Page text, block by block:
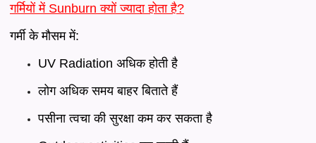
गर्मियों में Sunburn क्यों ज्यादा होता है?
गर्मी के मौसम में:
UV Radiation अधिक होती है
लोग अधिक समय बाहर बिताते हैं
पसीना त्वचा की सुरक्षा कम कर सकता है